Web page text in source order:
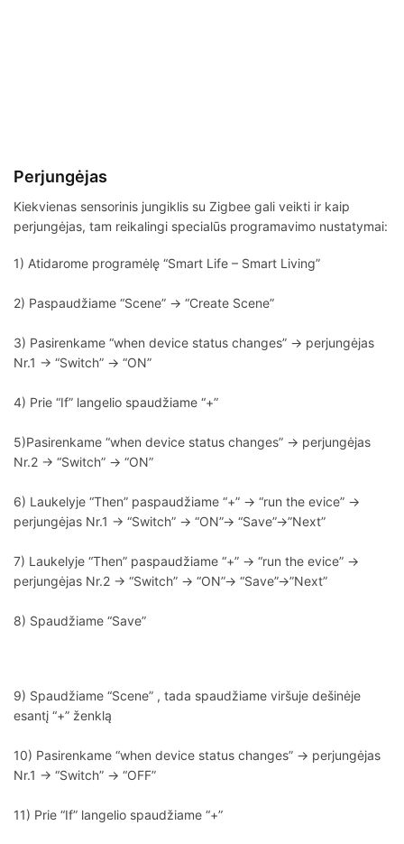
Perjungėjas
Kiekvienas sensorinis jungiklis su Zigbee gali veikti ir kaip
perjungėjas, tam reikalingi specialūs programavimo nustatymai:
1) Atidarome programėlę “Smart Life – Smart Living”
2) Paspaudžiame “Scene” -> “Create Scene”
3) Pasirenkame “when device status changes” -> perjungėjas
Nr.1 -> “Switch” -> “ON”
4) Prie “If” langelio spaudžiame “+”
5)Pasirenkame “when device status changes” -> perjungėjas
Nr.2 -> “Switch” -> “ON”
6) Laukelyje “Then” paspaudžiame “+” -> “run the evice” ->
perjungėjas Nr.1 -> “Switch” -> “ON”-> “Save”->”Next”
7) Laukelyje “Then” paspaudžiame “+” -> “run the evice” ->
perjungėjas Nr.2 -> “Switch” -> “ON”-> “Save”->”Next”
8) Spaudžiame “Save”
9) Spaudžiame “Scene” , tada spaudžiame viršuje dešinėje
esantį “+” ženklą
10) Pasirenkame “when device status changes” -> perjungėjas
Nr.1 -> “Switch” -> “OFF”
11) Prie “If” langelio spaudžiame “+”